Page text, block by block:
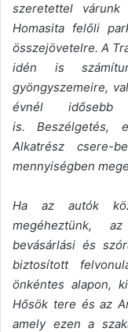
szeretettel
Homasita felőli
összejövetelre.A
idén is
gyöngyszemeire,
évnél idősebb
is.Beszélgetés,
Alkatrész csere-
mennyiségben
Ha az autók
megéheztünk,
bevásárlási és
biztosított
önkéntes alapon,
Hősök tere és az
amely ezen a